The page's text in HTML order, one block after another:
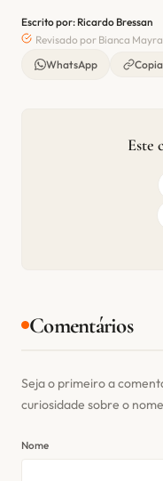
Escrito por: Ricardo Bressan
Revisado por Bianca
WhatsApp
Este
Comentários
Seja o primeiro a
curiosidade sobre o
Nome